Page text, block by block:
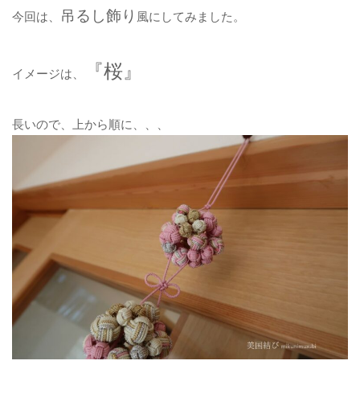
今回は、
吊るし飾り 風にしてみました。
イメージは、 『桜』
長いので、上から順に、、、